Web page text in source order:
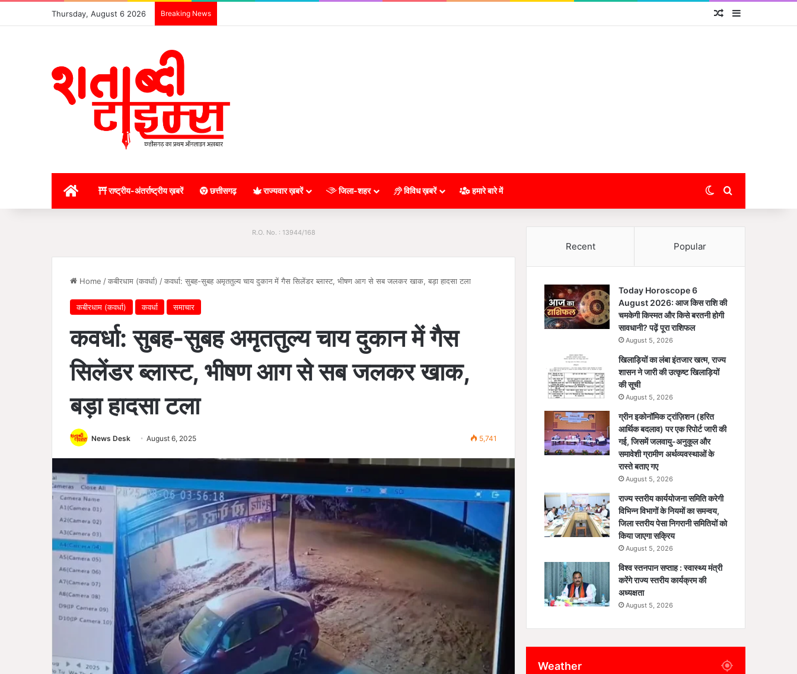
Thursday, August 6 2026 Breaking News Random Article
राष्ट्रीय-अंतर्राष्ट्रीय ख़बरें छत्तीसगढ़ राज्यवार ख़बरें जिला-शहर विविध ख़बरें हमारे बारे में Switch skin
R.O. No. : 13944/168
Home /कबीरधाम (कवर्धा) /कवर्धा: सुबह-सुबह अमृततुल्य चाय दुकान में गैस सिलेंडर ब्लास्ट, भीषण आग से सब जलकर खाक, बड़ा हादसा टला
कबीरधाम (कवर्धा) कवर्धा समाचार
कवर्धा: सुबह-सुबह अमृततुल्य चाय दुकान में गैस
सिलेंडर ब्लास्ट, भीषण आग से सब जलकर खाक,
बड़ा हादसा टला
News Desk August 6, 2025 5,741
Recent Popular
Today Horoscope 6
August 2026: आज किस राशि की
चमकेगी किस्मत और किसे बरतनी होगी
सावधानी? पढ़ें पूरा राशिफल
August 5, 2026
खिलाड़ियों का लंबा इंतजार खत्म, राज्य
शासन ने जारी की उत्कृष्ट खिलाड़ियों
की सूची
August 5, 2026
ग्रीन इकोनॉमिक ट्रांज़िशन (हरित
आर्थिक बदलाव) पर एक रिपोर्ट जारी की
गई, जिसमें जलवायु-अनुकूल और
समावेशी ग्रामीण अर्थव्यवस्थाओं के
रास्ते बताए गए
August 5, 2026
राज्य स्तरीय कार्ययोजना समिति करेगी
विभिन्न विभागों के नियमों का समन्वय,
जिला स्तरीय पेसा निगरानी समितियों को
किया जाएगा सक्रिय
August 5, 2026
विश्व स्तनपान सप्ताह : स्वास्थ्य मंत्री
करेंगे राज्य स्तरीय कार्यक्रम की
अध्यक्षता
August 5, 2026
Weather